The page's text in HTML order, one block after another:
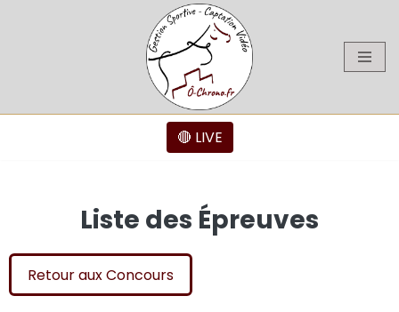
🔴 LIVE
Liste des Épreuves
Retour aux Concours